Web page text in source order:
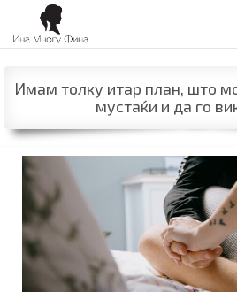
Имам толку итар план, што
мустаќи и да го